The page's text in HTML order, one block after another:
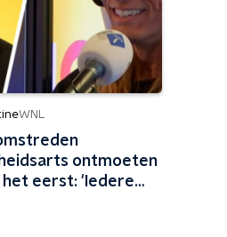
WNL
ontmoeten
eerst: 'Iedere